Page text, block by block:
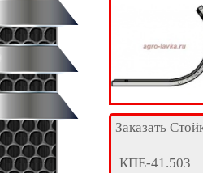
Заказать
КПЕ-41.503